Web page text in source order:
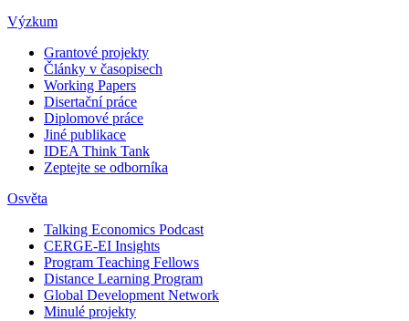
Výzkum
Grantové projekty
Články v časopisech
Working Papers
Disertační práce
Diplomové práce
Jiné publikace
IDEA Think Tank
Zeptejte se odborníka
Osvěta
Talking Economics Podcast
CERGE-EI Insights
Program Teaching Fellows
Distance Learning Program
Global Development Network
Minulé projekty